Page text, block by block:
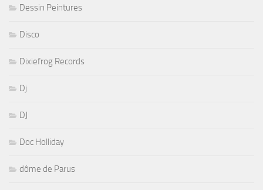
Dessin Peintures
Disco
Dixiefrog Records
Dj
DJ
Doc Holliday
dôme de Parus